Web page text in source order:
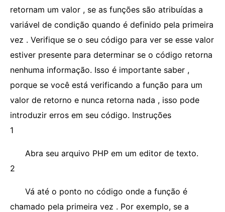
retornam um valor , se as funções são atribuídas a
variável de condição quando é definido pela primeira
vez . Verifique se o seu código para ver se esse valor
estiver presente para determinar se o código retorna
nenhuma informação. Isso é importante saber ,
porque se você está verificando a função para um
valor de retorno e nunca retorna nada , isso pode
introduzir erros em seu código. Instruções
1
Abra seu arquivo PHP em um editor de texto.
2
Vá até o ponto no código onde a função é
chamado pela primeira vez . Por exemplo, se a